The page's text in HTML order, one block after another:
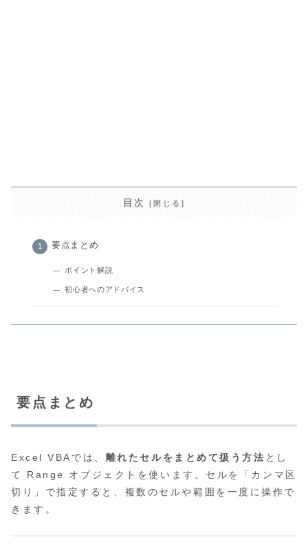
目次
要点まとめ
ポイント解説
初心者へのアドバイス
要点まとめ
Excel VBAでは、 離れたセルをまとめて扱う方法 とし
て Range
オブジェクトを使います。セルを「カンマ区
切り」で指定すると、複数のセルや範囲を一度に操作で
きます。